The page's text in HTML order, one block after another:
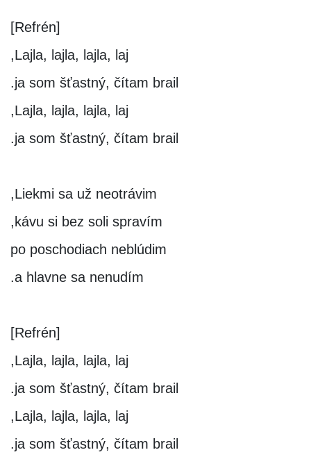
[Refrén]
Lajla, lajla, lajla, laj,
ja som šťastný, čítam brail.
Lajla, lajla, lajla, laj,
ja som šťastný, čítam brail.
Liekmi sa už neotrávim,
kávu si bez soli spravím,
po poschodiach neblúdim
a hlavne sa nenudím.
[Refrén]
Lajla, lajla, lajla, laj,
ja som šťastný, čítam brail.
Lajla, lajla, lajla, laj,
ja som šťastný, čítam brail.